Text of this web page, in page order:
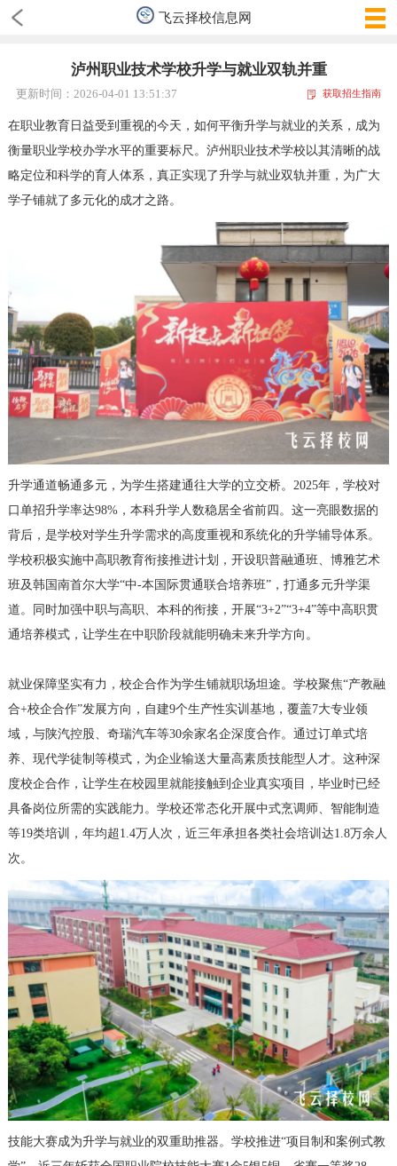
飞云择校信息网
泸州职业技术学校升学与就业双轨并重
更新时间：2026-04-01 13:51:37 获取招生指南
在职业教育日益受到重视的今天，如何平衡升学与就业的关系，成为
衡量职业学校办学水平的重要标尺。泸州职业技术学校以其清晰的战
略定位和科学的育人体系，真正实现了升学与就业双轨并重，为广大
学子铺就了多元化的成才之路。
升学通道畅通多元，为学生搭建通往大学的立交桥。2025年，学校对
口单招升学率达98%，本科升学人数稳居全省前四。这一亮眼数据的
背后，是学校对学生升学需求的高度重视和系统化的升学辅导体系。
学校积极实施中高职教育衔接推进计划，开设职普融通班、博雅艺术
班及韩国南首尔大学“中-本国际贯通联合培养班”，打通多元升学渠
道。同时加强中职与高职、本科的衔接，开展“3+2”“3+4”等中高职贯
通培养模式，让学生在中职阶段就能明确未来升学方向。
就业保障坚实有力，校企合作为学生铺就职场坦途。学校聚焦“产教融
合+校企合作”发展方向，自建9个生产性实训基地，覆盖7大专业领
域，与陕汽控股、奇瑞汽车等30余家名企深度合作。通过订单式培
养、现代学徒制等模式，为企业输送大量高素质技能型人才。这种深
度校企合作，让学生在校园里就能接触到企业真实项目，毕业时已经
具备岗位所需的实践能力。学校还常态化开展中式烹调师、智能制造
等19类培训，年均超1.4万人次，近三年承担各类社会培训达1.8万余人
次。
技能大赛成为升学与就业的双重助推器。学校推进“项目制和案例式教